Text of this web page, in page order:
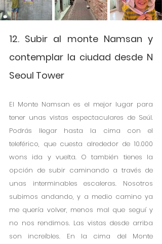
12. Subir al monte Namsan y
contemplar la ciudad desde N
Seoul Tower
El Monte Namsan es el mejor lugar para
tener unas vistas espectaculares de Seúl.
Podrás llegar hasta la cima con el
teleférico, que cuesta alrededor de 10.000
wons ida y vuelta. O también tienes la
opción de subir caminando a través de
unas interminables escaleras. Nosotros
subimos andando, y a medio camino ya
me quería volver, menos mal que seguí y
no nos rendimos. Las vistas desde arriba
son increíbles. En la cima del Monte